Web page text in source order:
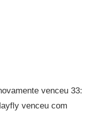
venceu 33:
venceu com